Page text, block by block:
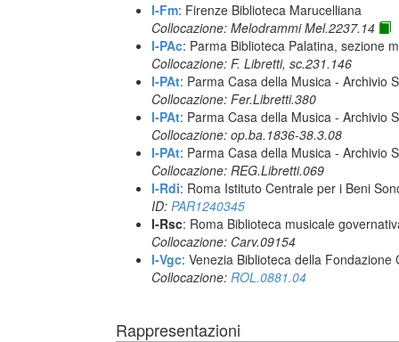
I-Fm: Firenze Biblioteca Marucelliana
Collocazione: Melodrammi Mel.2237.14
I-PAc: Parma Biblioteca Palatina, sezione
Collocazione: F. Libretti, sc.231.146
I-PAt: Parma Casa della Musica - Archivio
Collocazione: Fer.Libretti.380
I-PAt: Parma Casa della Musica - Archivio
Collocazione: op.ba.1836-38.3.08
I-PAt: Parma Casa della Musica - Archivio
Collocazione: REG.Libretti.069
I-Rdi: Roma Istituto Centrale per i Beni
ID: PAR1240345
I-Rsc: Roma Biblioteca musicale
Collocazione: Carv.09154
I-Vgc: Venezia Biblioteca della Fondazione
Collocazione: ROL.0881.04
Rappresentazioni